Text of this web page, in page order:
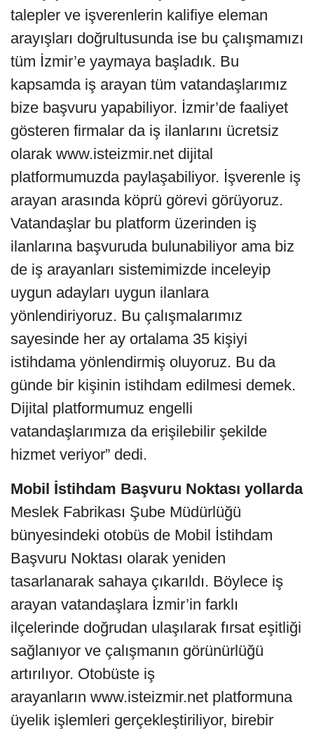
talepler ve işverenlerin kalifiye eleman
arayışları doğrultusunda ise bu çalışmamızı
tüm İzmir’e yaymaya başladık. Bu
kapsamda iş arayan tüm vatandaşlarımız
bize başvuru yapabiliyor. İzmir’de faaliyet
gösteren firmalar da iş ilanlarını ücretsiz
olarak www.isteizmir.net dijital
platformumuzda paylaşabiliyor. İşverenle iş
arayan arasında köprü görevi görüyoruz.
Vatandaşlar bu platform üzerinden iş
ilanlarına başvuruda bulunabiliyor ama biz
de iş arayanları sistemimizde inceleyip
uygun adayları uygun ilanlara
yönlendiriyoruz. Bu çalışmalarımız
sayesinde her ay ortalama 35 kişiyi
istihdama yönlendirmiş oluyoruz. Bu da
günde bir kişinin istihdam edilmesi demek.
Dijital platformumuz engelli
vatandaşlarımıza da erişilebilir şekilde
hizmet veriyor” dedi.
Mobil İstihdam Başvuru Noktası yollarda
Meslek Fabrikası Şube Müdürlüğü
bünyesindeki otobüs de Mobil İstihdam
Başvuru Noktası olarak yeniden
tasarlanarak sahaya çıkarıldı. Böylece iş
arayan vatandaşlara İzmir’in farklı
ilçelerinde doğrudan ulaşılarak fırsat eşitliği
sağlanıyor ve çalışmanın görünürlüğü
artırılıyor. Otobüste iş
arayanların www.isteizmir.net platformuna
üyelik işlemleri gerçekleştiriliyor, birebir